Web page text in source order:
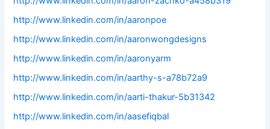
http://www.linkedin.com/in/aaronpoe
http://www.linkedin.com/in/aaronwongdesigns
http://www.linkedin.com/in/aaronyarm
http://www.linkedin.com/in/aarthy-s-a78b72a9
http://www.linkedin.com/in/aarti-thakur-5b31342
http://www.linkedin.com/in/aasefiqbal